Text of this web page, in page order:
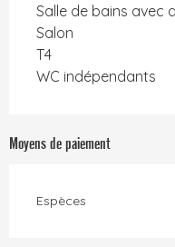
Salle de bains avec
Salon
T4
WC indépendants
Moyens de paiement
Espèces